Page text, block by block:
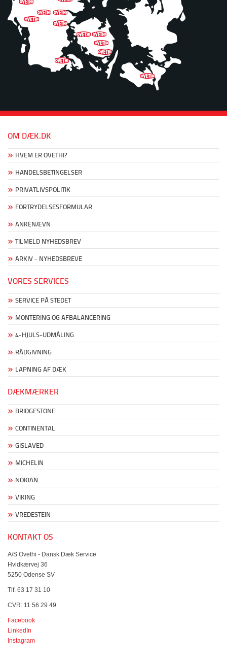
OM DÆK.DK
HVEM ER OVETHI?
HANDELSBETINGELSER
PRIVATLIVSPOLITIK
FORTRYDELSESFORMULAR
ANKENÆVN
TILMELD NYHEDSBREV
ARKIV - NYHEDSBREVE
VORES SERVICES
SERVICE PÅ STEDET
MONTERING OG AFBALANCERING
4-HJULS-UDMÅLING
RÅDGIVNING
LAPNING AF DÆK
DÆKMÆRKER
BRIDGESTONE
CONTINENTAL
GISLAVED
MICHELIN
NOKIAN
VIKING
VREDESTEIN
KONTAKT OS
A/S Ovethi - Dansk Dæk Service
Hvidkærvej 36
5250 Odense SV
Tlf. 63 17 31 10
CVR: 11 56 29 49
Facebook
LinkedIn
Instagram